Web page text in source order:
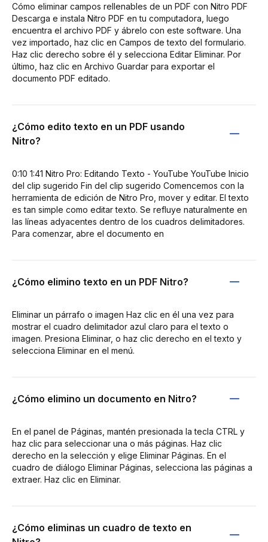
Cómo eliminar campos rellenables de un PDF con Nitro PDF
Descarga e instala Nitro PDF en tu computadora, luego
encuentra el archivo PDF y ábrelo con este software. Una
vez importado, haz clic en Campos de texto del formulario.
Haz clic derecho sobre él y selecciona Editar Eliminar. Por
último, haz clic en Archivo Guardar para exportar el
documento PDF editado.
¿Cómo edito texto en un PDF usando
Nitro?
0:10 1:41 Nitro Pro: Editando Texto - YouTube YouTube Inicio
del clip sugerido Fin del clip sugerido Comencemos con la
herramienta de edición de Nitro Pro, mover y editar. El texto
es tan simple como editar texto. Se refluye naturalmente en
las líneas adyacentes dentro de los cuadros delimitadores.
Para comenzar, abre el documento en
¿Cómo elimino texto en un PDF Nitro?
Eliminar un párrafo o imagen Haz clic en él una vez para
mostrar el cuadro delimitador azul claro para el texto o
imagen. Presiona Eliminar, o haz clic derecho en el texto y
selecciona Eliminar en el menú.
¿Cómo elimino un documento en Nitro?
En el panel de Páginas, mantén presionada la tecla CTRL y
haz clic para seleccionar una o más páginas. Haz clic
derecho en la selección y elige Eliminar Páginas. En el
cuadro de diálogo Eliminar Páginas, selecciona las páginas a
extraer. Haz clic en Eliminar.
¿Cómo eliminas un cuadro de texto en